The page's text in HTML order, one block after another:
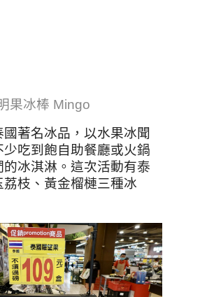
果冰棒 Mingo
國著名冰品，以水果冰聞
吃到飽自助餐廳或火鍋
的冰淇淋。這次活動有泰
荔枝、黃金榴槤三種冰